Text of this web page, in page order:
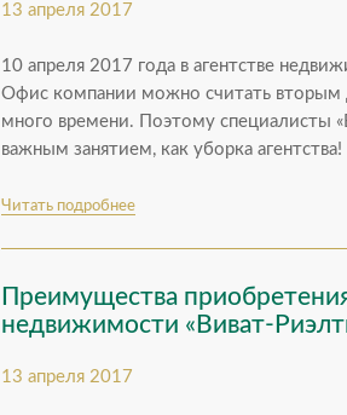
13 апреля 2017
10 апреля 2017 года в агентстве
Офис компании можно считать вторым
много времени. Поэтому специалисты
важным занятием, как уборка агентства!
Читать подробнее
Преимущества
недвижимости «Виват-
13 апреля 2017